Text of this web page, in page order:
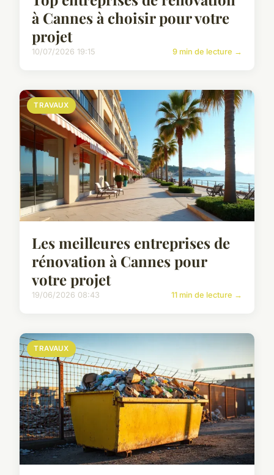
à Cannes à choisir pour votre
projet
10/07/2026 19:15 9 min de lecture →
TRAVAUX
Les meilleures entreprises de
rénovation à Cannes pour
votre projet
19/06/2026 08:43 11 min de lecture →
TRAVAUX